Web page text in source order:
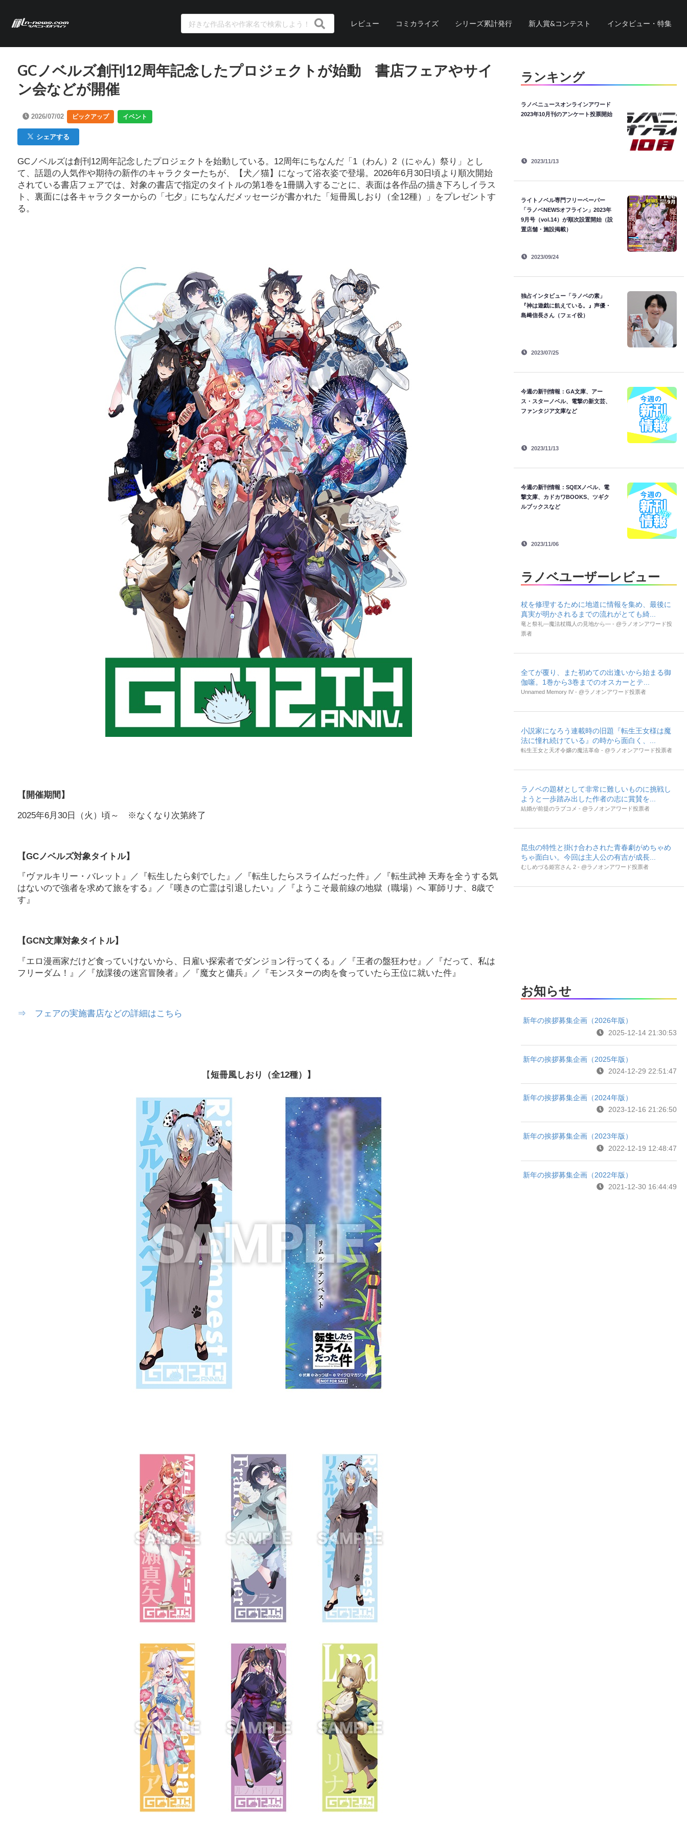
レビュー コミカライズ シリーズ累計発行 新人賞&コンテスト インタビュー・特集
GCノベルズ創刊12周年記念したプロジェクトが始動 書店フェアやサイ
ン会などが開催
2026/07/02 ピックアップ イベント
シェアする
GCノベルズは創刊12周年記念したプロジェクトを始動している。12周年にちなんだ「1（わん）2（にゃん）祭り」とし
て、話題の人気作や期待の新作のキャラクターたちが、【犬／猫】になって浴衣姿で登場。2026年6月30日頃より順次開始
されている書店フェアでは、対象の書店で指定のタイトルの第1巻を1冊購入するごとに、表面は各作品の描き下ろしイラス
ト、裏面には各キャラクターからの「七夕」にちなんだメッセージが書かれた「短冊風しおり（全12種）」をプレゼントす
る。
【開催期間】
2025年6月30日（火）頃～ ※なくなり次第終了
【GCノベルズ対象タイトル】
『ヴァルキリー・バレット』／『転生したら剣でした』／『転生したらスライムだった件』／『転生武神 天寿を全うする気
はないので強者を求めて旅をする』／『嘆きの亡霊は引退したい』／『ようこそ最前線の地獄（職場）へ 軍師リナ、8歳で
す』
【GCN文庫対象タイトル】
『エロ漫画家だけど食っていけないから、日雇い探索者でダンジョン行ってくる』／『王者の盤狂わせ』／『だって、私は
フリーダム！』／『放課後の迷宮冒険者』／『魔女と傭兵』／『モンスターの肉を食っていたら王位に就いた件』
⇒ フェアの実施書店などの詳細はこちら
【短冊風しおり（全12種）】
ランキング
ラノベニュースオンラインアワード
2023年10月刊のアンケート投票開始
2023/11/13
ライトノベル専門フリーペーパー
「ラノベNEWSオフライン」2023年
9月号（vol.14）が順次設置開始（設
置店舗・施設掲載）
2023/09/24
独占インタビュー「ラノベの素」
『神は遊戯に飢えている。』声優・
島﨑信長さん（フェイ役）
2023/07/25
今週の新刊情報：GA文庫、アー
ス・スターノベル、電撃の新文芸、
ファンタジア文庫など
2023/11/13
今週の新刊情報：SQEXノベル、電
撃文庫、カドカワBOOKS、ツギク
ルブックスなど
2023/11/06
ラノベユーザーレビュー
杖を修理するために地道に情報を集め、最後に
真実が明かされるまでの流れがとても綺...
竜と祭礼―魔法杖職人の見地から― - @ラノオンアワード投
票者
全てが覆り、また初めての出逢いから始まる御
伽噺。1巻から3巻までのオスカーとテ...
Unnamed Memory IV - @ラノオンアワード投票者
小説家になろう連載時の旧題『転生王女様は魔
法に憧れ続けている』の時から面白く、...
転生王女と天才令嬢の魔法革命 - @ラノオンアワード投票者
ラノベの題材として非常に難しいものに挑戦し
ようと一歩踏み出した作者の志に賞賛を...
結婚が前提のラブコメ - @ラノオンアワード投票者
昆虫の特性と掛け合わされた青春劇がめちゃめ
ちゃ面白い。今回は主人公の有吉が成長...
むしめづる姫宮さん 2 - @ラノオンアワード投票者
お知らせ
新年の挨拶募集企画（2026年版）
2025-12-14 21:30:53
新年の挨拶募集企画（2025年版）
2024-12-29 22:51:47
新年の挨拶募集企画（2024年版）
2023-12-16 21:26:50
新年の挨拶募集企画（2023年版）
2022-12-19 12:48:47
新年の挨拶募集企画（2022年版）
2021-12-30 16:44:49